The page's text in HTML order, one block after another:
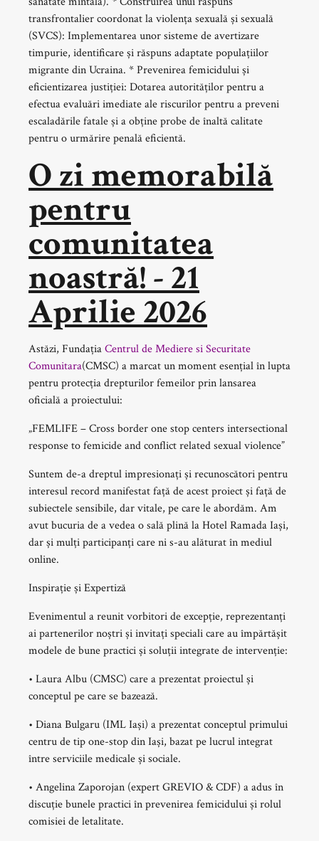
transfrontalier coordonat la violența sexuală și sexuală
(SVCS): Implementarea unor sisteme de avertizare
timpurie, identificare și răspuns adaptate populațiilor
migrante din Ucraina. * Prevenirea femicidului și
eficientizarea justiției: Dotarea autorităților pentru a
efectua evaluări imediate ale riscurilor pentru a preveni
escaladările fatale și a obține probe de înaltă calitate
pentru o urmărire penală eficientă.
O zi memorabilă
pentru
comunitatea
noastră! - 21
Aprilie 2026
Astăzi, FundațiaCentrul de Mediere si Securitate
Comunitara(CMSC) a marcat un moment esențial în lupta
pentru protecția drepturilor femeilor prin lansarea
oficială a proiectului:
„FEMLIFE – Cross border one stop centers intersectional
response to femicide and conflict related sexual violence”
Suntem de-a dreptul impresionați și recunoscători pentru
interesul record manifestat față de acest proiect și față de
subiectele sensibile, dar vitale, pe care le abordăm. Am
avut bucuria de a vedea o sală plină la Hotel Ramada Iași,
dar și mulți participanți care ni s-au alăturat în mediul
online.
Inspirație și Expertiză
Evenimentul a reunit vorbitori de excepție, reprezentanți
ai partenerilor noștri și invitați speciali care au împărtășit
modele de bune practici și soluții integrate de intervenție:
• Laura Albu (CMSC) care a prezentat proiectul și
conceptul pe care se bazează.
• Diana Bulgaru (IML Iași) a prezentat conceptul primului
centru de tip one-stop din Iași, bazat pe lucrul integrat
între serviciile medicale și sociale.
• Angelina Zaporojan (expert GREVIO & CDF) a adus în
discuție bunele practici în prevenirea femicidului și rolul
comisiei de letalitate.